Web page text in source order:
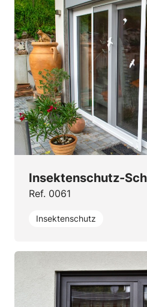
Insektenschutz-
Ref. 0061
Insektenschutz